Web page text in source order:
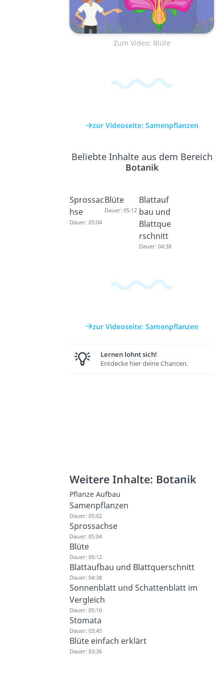
Zum Video: Blüte
zur Videoseite: Samenpflanzen
Beliebte Inhalte aus dem Bereich
Botanik
Sprossac
hse
Dauer: 05:04
Blüte
Dauer: 05:12
Blattauf
bau und
Blattque
rschnitt
Dauer: 04:38
zur Videoseite: Samenpflanzen
Lernen lohnt sich!
Entdecke hier deine Chancen.
Weitere Inhalte: Botanik
Pflanze Aufbau
Samenpflanzen
Dauer: 05:02
Sprossachse
Dauer: 05:04
Blüte
Dauer: 05:12
Blattaufbau und Blattquerschnitt
Dauer: 04:38
Sonnenblatt und Schattenblatt im
Vergleich
Dauer: 05:10
Stomata
Dauer: 03:45
Blüte einfach erklärt
Dauer: 03:36